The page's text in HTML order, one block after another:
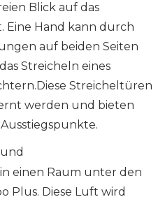
Blick auf das
Eine Hand kann durch
auf beiden Seiten
Streicheln eines
Streicheltüren
werden und bieten
einen Raum unter den
Plus. Diese Luft wird